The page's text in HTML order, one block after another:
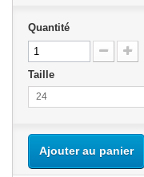
Quantité
Taille
24
Ajouter au panier